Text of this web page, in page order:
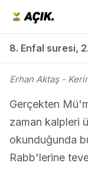
8. Enfal suresi,
Erhan Aktaş-
Gerçekten
zaman kalpleri
okunduğunda
Rabb'lerine